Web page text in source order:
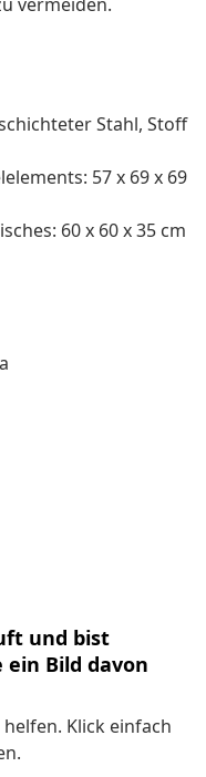
Stahl, Stoff
57 x 69 x 69
60 x 60 x 35 cm
und bist
Bild davon
Klick einfach